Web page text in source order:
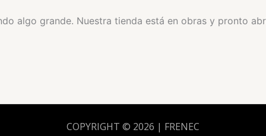
algo grande. Nuestra tienda está en obras y pronto
COPYRIGHT © 2026 | FRENEC